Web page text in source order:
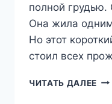
полной
Она жила
Но этот
стоил всех
ЧИТАТЬ ДАЛЕЕ